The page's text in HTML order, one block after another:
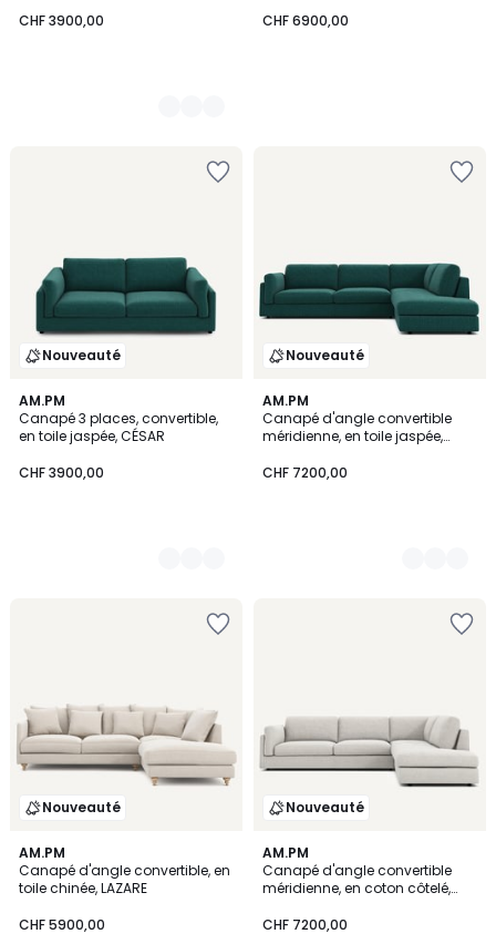
CHF 3900,00
CHF 6900,00
Nouveauté
AM.PM
Canapé 3 places, convertible,
en toile jaspée, CÉSAR
CHF 3900,00
3
Couleurs
Nouveauté
AM.PM
Canapé d'angle convertible
méridienne, en toile jaspée,
CHF 7200,00
3
Couleurs
Nouveauté
AM.PM
Canapé d'angle convertible, en
toile chinée, LAZARE
CHF 5900,00
Nouveauté
AM.PM
Canapé d'angle convertible
méridienne, en coton côtelé,
CHF 7200,00
3
Couleurs